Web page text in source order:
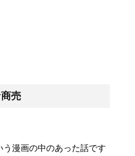
売
う漫画の中のあった話です